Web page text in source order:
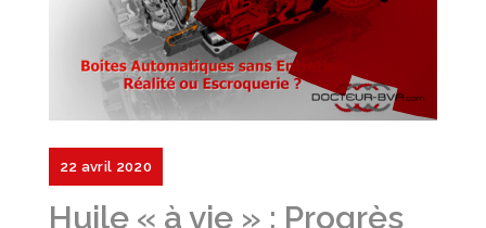
22 avril 2020
Huile « à vie » : Progrès